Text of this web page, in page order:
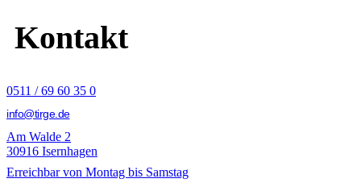
Kontakt
0511 / 69 60 35 0
info@tirge.de
Am Walde 2
30916 Isernhagen
Erreichbar von Montag bis Samstag